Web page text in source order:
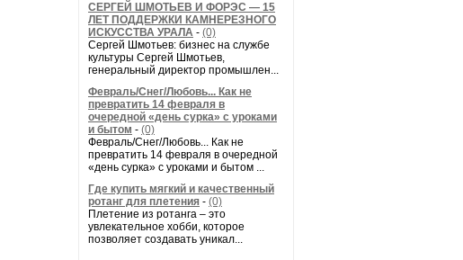
СЕРГЕЙ ШМОТЬЕВ И ФОРЭС — 15
ЛЕТ ПОДДЕРЖКИ КАМНЕРЕЗНОГО
ИСКУССТВА УРАЛА - (0)
Сергей Шмотьев: бизнес на службе
культуры Сергей Шмотьев,
генеральный директор промышлен...
Февраль/Снег/Любовь... Как не
превратить 14 февраля в
очередной «день сурка» с уроками
и бытом - (0)
Февраль/Снег/Любовь... Как не
превратить 14 февраля в очередной
«день сурка» с уроками и бытом ...
Где купить мягкий и качественный
ротанг для плетения - (0)
Плетение из ротанга – это
увлекательное хобби, которое
позволяет создавать уникал...